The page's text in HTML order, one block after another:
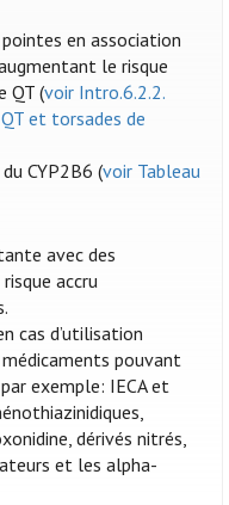
en association
le risque
QT (voir Intro.6.2.2.
et torsades de
CYP2B6 (voir Tableau
avec des
accru
cas d’utilisation
pouvant
exemple: IECA et
dérivés nitrés,
et les alpha-